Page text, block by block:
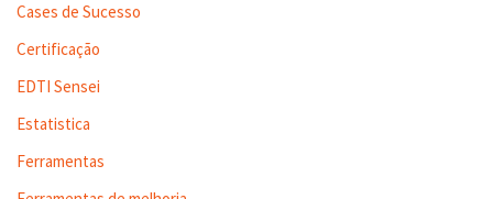
Cases de Sucesso
Certificação
EDTI Sensei
Estatistica
Ferramentas